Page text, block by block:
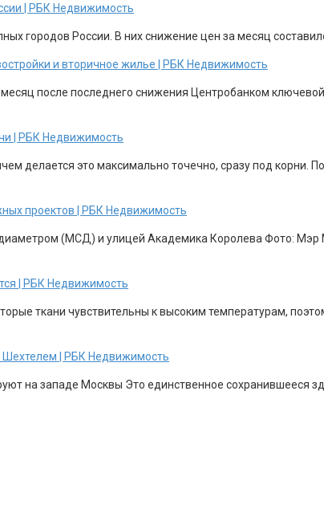
| РБК Недвижимость
городов России. В них снижение цен за месяц
и вторичное жилье | РБК Недвижимость
после последнего снижения Центробанком
| РБК Недвижимость
делается это максимально точечно, сразу под корни.
проектов | РБК Недвижимость
(МСД) и улицей Академика Королева Фото: Мэр
| РБК Недвижимость
ткани чувствительны к высоким температурам,
Шехтелем | РБК Недвижимость
на западе Москвы Это единственное сохранившееся